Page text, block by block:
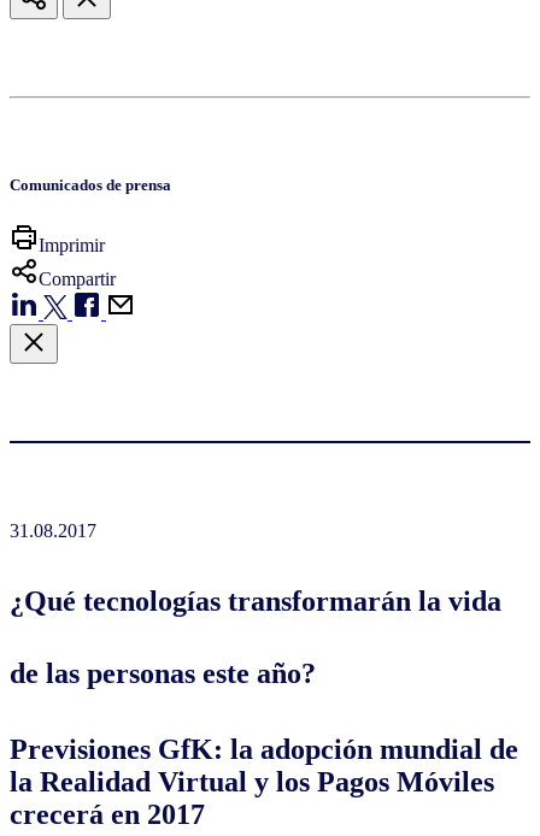
Comunicados de prensa
Imprimir
Compartir
31.08.2017
¿Qué tecnologías transformarán la vida
de las personas este año?
Previsiones GfK: la adopción mundial de
la Realidad Virtual y los Pagos Móviles
crecerá en 2017